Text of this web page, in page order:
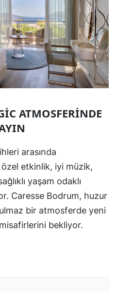
ATMOSFERINDE
arasında
etkinlik, iyi müzik,
yaşam odaklı
Caresse Bodrum, huzur
bir atmosferde yeni
bekliyor.